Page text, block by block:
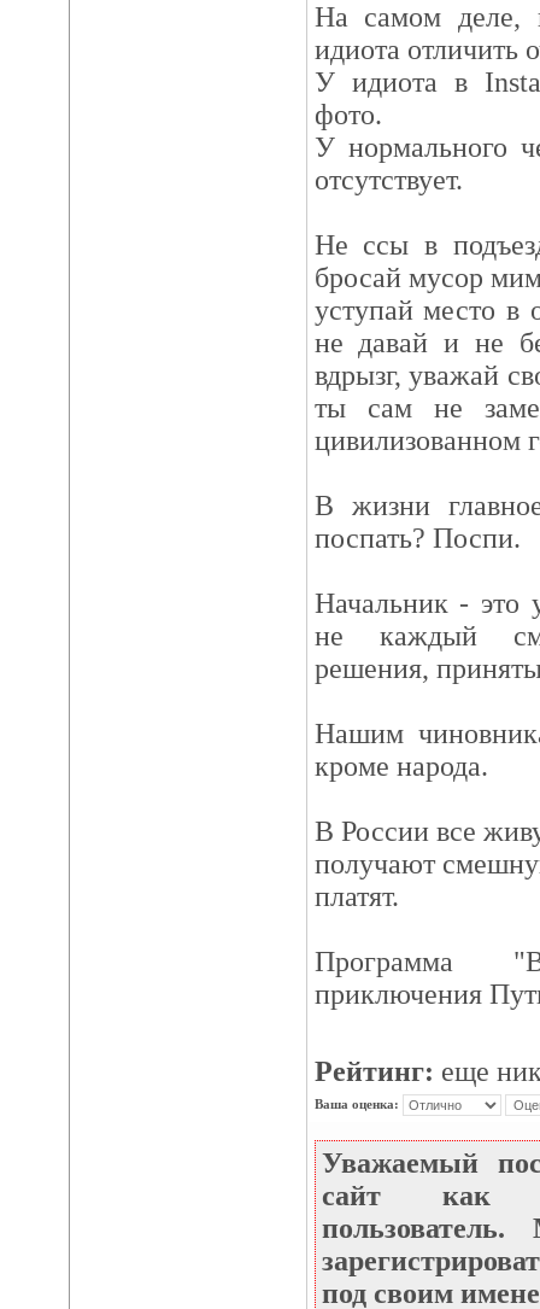
На самом деле,
идиота отличить
У идиота в
фото.
У нормального
отсутствует.
Не ссы в
бросай мусор
уступай место в
не давай и не
вдрызг, уважай
ты сам не
цивилизованном
В жизни
поспать? Поспи.
Начальник - это
не каждый
решения,
Нашим
кроме народа.
В России все
получают
платят.
Программа
приключения
Рейтинг: еще
Ваша оценка:
Уважаемый
сайт как
под своим